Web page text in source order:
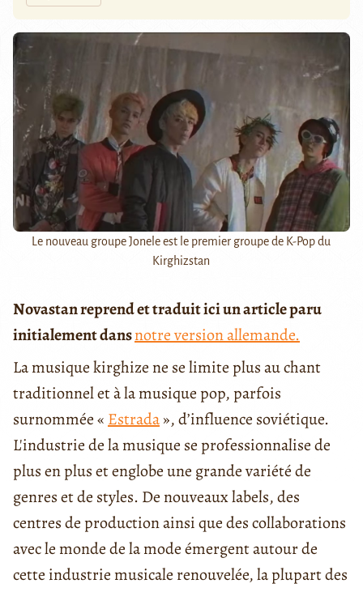
Le nouveau groupe Jonele est le premier groupe de K-Pop du
Kirghizstan
Novastan reprend et traduit ici un article paru
initialement dansnotre version allemande.
La musique kirghize ne se limite plus au chant
traditionnel et à la musique pop, parfois
surnommée « Estrada», d’influence soviétique.
L'industrie de la musique se professionnalise de
plus en plus et englobe une grande variété de
genres et de styles. De nouveaux labels, des
centres de production ainsi que des collaborations
avec le monde de la mode émergent autour de
cette industrie musicale renouvelée, la plupart des